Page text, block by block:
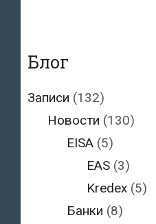
Блог
Записи (132)
Новости (130)
EISA (5)
EAS(3)
Kredex(5)
Банки (8)